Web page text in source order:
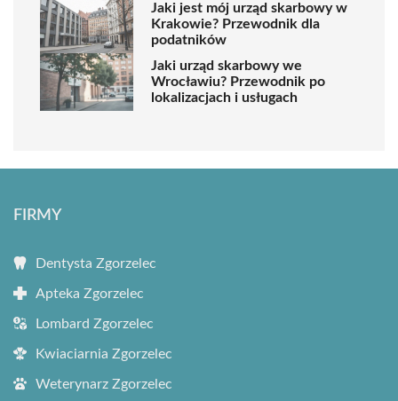
Jaki jest mój urząd skarbowy w
Krakowie? Przewodnik dla
podatników
Jaki urząd skarbowy we
Wrocławiu? Przewodnik po
lokalizacjach i usługach
FIRMY
Dentysta Zgorzelec
Apteka Zgorzelec
Lombard Zgorzelec
Kwiaciarnia Zgorzelec
Weterynarz Zgorzelec